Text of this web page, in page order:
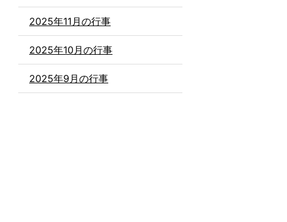
2025年11月の行事
2025年10月の行事
2025年9月の行事